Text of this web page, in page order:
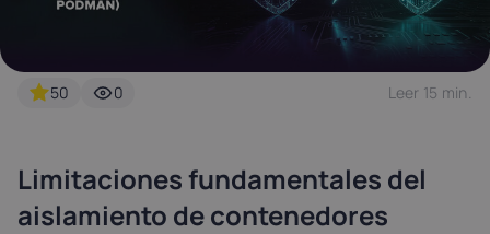
50 0 Leer 15 min.
Limitaciones fundamentales del
aislamiento de contenedores
0%